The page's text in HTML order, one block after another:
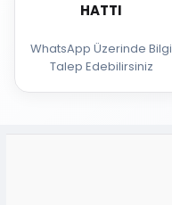
HATTI
WhatsApp Üzerinde Bilgi
Talep Edebilirsiniz